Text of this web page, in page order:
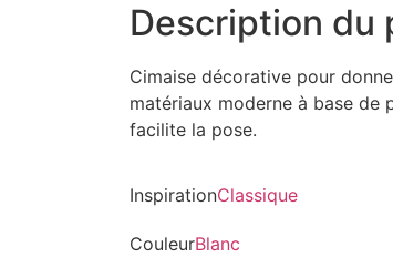
Description du
Cimaise décorative pour
matériaux moderne à base de
facilite la pose.
InspirationClassique
CouleurBlanc